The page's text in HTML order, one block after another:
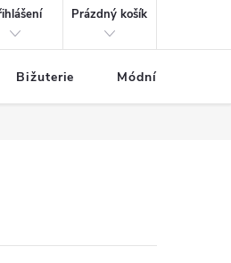
Prázdný košík
Bižuterie Módní doplňky